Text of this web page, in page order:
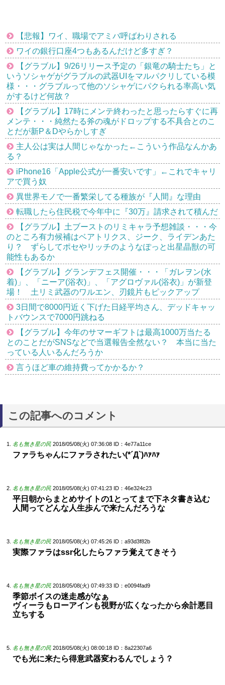
【悲報】ワイ、職場でアミバ呼ばわりされる
ワイの銀行口座4つもあるんだけど多すぎ？
【グラブル】9/26リリース予定の「銀竜の騎士たち」と
いうソシャゲがグラブルの武器UIをマルパクリしている模
様・・・グラブルって他のソシャゲにパクられる率高い気
がするけど何故？
【グラブル】17時にメンテ終わったと思ったらすぐに再
メンテ・・・純然たる斧の魂がドロップする不具合とのこ
とだが新P＆Dやらかしすぎ
主人公は実は人間じゃなかった←こういう作品なんかあ
る？
iPhone16「Apple公式が一番安いです」←これでキャリ
アで買う奴
異世界モノで一番繁栄してる種族が『人間』な理由
転職したら住民税で今年中に『30万』請求されて積んだ
【グラブル】土ブーストのリミキャラ予想雑談・・・今
のところ有力候補はベアトリクス、ジーク、ライデンあた
り？ ずらしてポセやリッチのようなぽっと出星晶獣の可
能性もあるか
【グラブル】グランデフェス開催・・・「ガレヲン(水
着)」、「ニーア(浴衣)」、「アグロヴァル(浴衣)」が新登
場！ 土リミ武器のワルエン、刃鏡片もピックアップ
3日間で8000円近く下げた日経平均さん、デッドキャッ
トバウンスで7000円跳ねる
【グラブル】今年のサマーギフトは最高1000万当たる
とのことだがSNSなどで当選報告全然ない？ 本当に当た
っている人いるんだろうか
言うほど車の維持費ってかかるか？
この記事へのコメント
名も無き星の民 2018/05/08(火) 07:36:08 ID：4e77a11ce
ファラちゃんにファラされたい(*´Д`)ﾊｧﾊｧ
名も無き星の民 2018/05/08(火) 07:41:23 ID：46e324c23
平日朝からまとめサイトの1とってまで下ネタ書き込む
人間ってどんな人生歩んで来たんだろうな
名も無き星の民 2018/05/08(火) 07:45:26 ID：a93d3f82b
実際ファラはssr化したらファラ覚えてきそう
名も無き星の民 2018/05/08(火) 07:49:33 ID：e0094fad9
季節ボイスの迷走感がなぁ
ヴィーラもローアインも視野が広くなったから余計悪目
立ちする
名も無き星の民 2018/05/08(火) 08:00:18 ID：8a22307a6
でも光に来たら得意武器変わるんでしょう？